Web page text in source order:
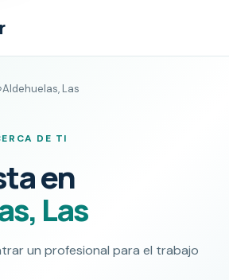
›Aldehuelas, Las
DE TI
en
Las
un profesional para el trabajo